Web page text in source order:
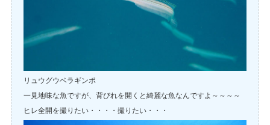
リュウグウベラギンポ
一見地味な魚ですが、背びれを開くと綺麗な魚なんですよ～～～～
ヒレ全開を撮りたい・・・・撮りたい・・・